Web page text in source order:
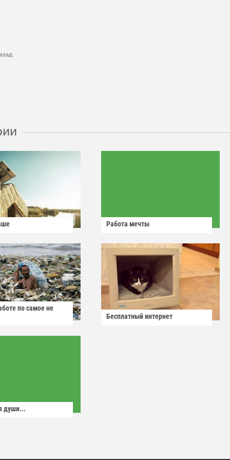
Работа мечты
по самое не
Бесплатный интернет
души...